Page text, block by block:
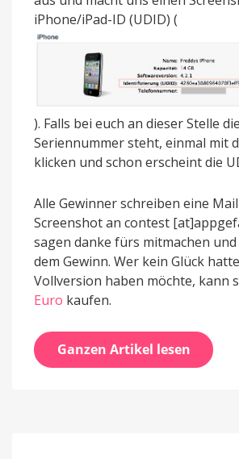
iPhone/iPad-ID (UDID) (
). Falls bei euch an dieser Stelle die
Seriennummer steht, einmal mit
klicken und schon erscheint die
Alle Gewinner schreiben eine
Screenshot an contest
sagen danke fürs mitmachen
dem Gewinn. Wer kein Glück
Vollversion haben möchte, kann
Euro kaufen.
Ganzen Artikel lesen